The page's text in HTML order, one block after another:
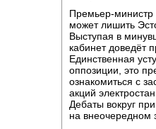
Премьер-министр
может лишить
Выступая в
кабинет доведёт
Единственная
оппозиции, это
ознакомиться с
акций
Дебаты вокруг
на внеочередном